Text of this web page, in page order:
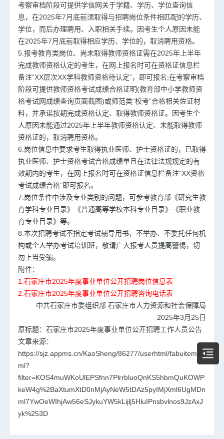
考察审档阶段可提供学信网关于学籍、学历、学位查询信
息，在2025年7月底前须取得与招聘岗位条件相匹配的学历、
学位，而后办理聘用、入职相关手续。因考生个人原因未能
在2025年7月底前取得相应学历、学位的，取消聘用资格。
5.报考教育类岗位、尚未取得教师资格证需在2025年上半年
完成教师资格认定的考生，在网上报名时可在资格证信息栏
备注“XX层次XX学科教师资格待认定”，即可报名;在考察审档
阶段可提供教师资格考试成绩合格证明(教育部中小学教师资
格考试网成绩查询页面截图)或师范类“校考”合格相关佐证材
料，并承诺按期完成资格认定、取得教师资格证。因考生个
人原因未能通过2025年上半年教师资格认定、未能取得教师
资格证的，取消聘用资格。
6.岗位信息中要求考生取得执业医师、护士资格证的，已取得
执业医师、护士资格考试合格成绩单且在法律法规规定的有
效期内的考生，在网上报名时可在资格证信息栏备注“XX资格
考试成绩合格”即可报名。
7.岗位条件中涉及专业类别的问题，可参考教育部《研究生教
育学科专业目录》《普通高等学校本科专业目录》《职业教
育专业目录》等。
8.本次招聘考试不指定考试辅导用书，不举办、不委托任何机
构或个人举办考试培训班，敬请广大报考人员提高警惕，切
勿上当受骗。
附件：
1. 石家庄市2025年度事业单位公开招聘岗位信息表
2. 石家庄市2025年度事业单位公开招聘咨询电话表
中共石家庄市委组织部 石家庄市人力资源和社会保障局
2025年3月25日
原标题：石家庄市2025年度事业单位公开招聘工作人员公告
文章来源：
https://sjz.appms.cn/KaoSheng/86277/userhtml/fabuitem.ht
ml?
filter=KOS4muWKoUlEPSfnn7PlrrbluoQnKS5hbmQuKOWP
keW4g%2BaXtumXtD0nMjAyNeW5tDAz5pyIMjXml6UgMDn
ml7YwOeWIhjAw56eSJykuYW5kLijlj5HluIPnsbvlnos9JzAxJ
yk%253D